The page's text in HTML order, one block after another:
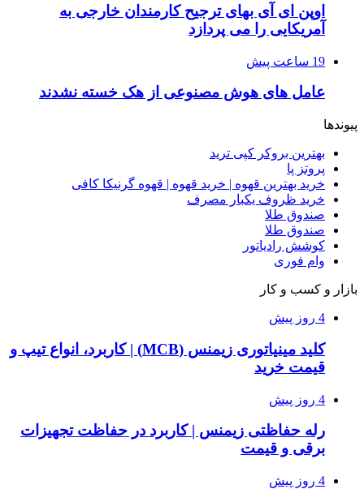
اوپن ای آی بهای ترجیح کارمندان خارجی به
آمریکایی را می پردازد
19 ساعت پیش
عامل های هوش مصنوعی از هک خسته نشدند
پیوندها
بهترین بروکر کپی ترید
پروتز پا
خرید بهترین قهوه | خرید قهوه | قهوه گرنیکا کافی
خرید ظروف یکبار مصرف
صندوق طلا
صندوق طلا
کوشش رادیاتور
وام فوری
بازار و کسب و کار
4 روز پیش
کلید مینیاتوری زیمنس (MCB) | کاربرد، انواع تیپ و
قیمت خرید
4 روز پیش
رله حفاظتی زیمنس | کاربرد در حفاظت تجهیزات
برقی و قیمت
4 روز پیش